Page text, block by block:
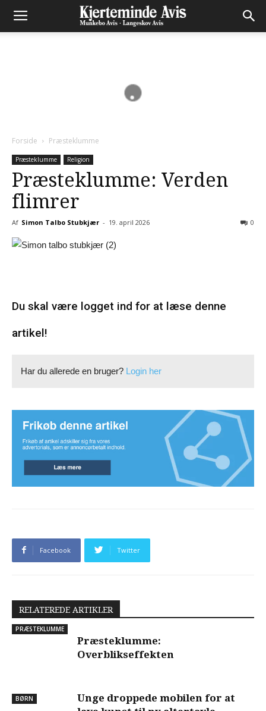
Forside Præsteklumme
Præsteklumme Religion
Præsteklumme: Verden
flimrer
Af Simon Talbo Stubkjær - 19. april 2026 0
Du skal være logget ind for at læse denne
artikel!
Har du allerede en bruger? Login her
Facebook Twitter
RELATEREDE ARTIKLER
PRÆSTEKLUMME
Præsteklumme:
Overblikseffekten
BØRN
Unge droppede mobilen for at